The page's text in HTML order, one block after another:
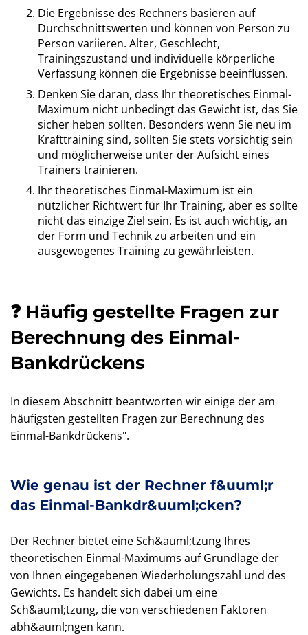
Die Ergebnisse des Rechners basieren auf
Durchschnittswerten und können von Person zu
Person variieren. Alter, Geschlecht,
Trainingszustand und individuelle körperliche
Verfassung können die Ergebnisse beeinflussen.
Denken Sie daran, dass Ihr theoretisches Einmal-
Maximum nicht unbedingt das Gewicht ist, das Sie
sicher heben sollten. Besonders wenn Sie neu im
Krafttraining sind, sollten Sie stets vorsichtig sein
und möglicherweise unter der Aufsicht eines
Trainers trainieren.
Ihr theoretisches Einmal-Maximum ist ein
nützlicher Richtwert für Ihr Training, aber es sollte
nicht das einzige Ziel sein. Es ist auch wichtig, an
der Form und Technik zu arbeiten und ein
ausgewogenes Training zu gewährleisten.
❓ Häufig gestellte Fragen zur
Berechnung des Einmal-
Bankdrückens
In diesem Abschnitt beantworten wir einige der am
häufigsten gestellten Fragen zur Berechnung des
Einmal-Bankdrückens".
Wie genau ist der Rechner f&uuml;r
das Einmal-Bankdr&uuml;cken?
Der Rechner bietet eine Sch&auml;tzung Ihres
theoretischen Einmal-Maximums auf Grundlage der
von Ihnen eingegebenen Wiederholungszahl und des
Gewichts. Es handelt sich dabei um eine
Sch&auml;tzung, die von verschiedenen Faktoren
abh&auml;ngen kann.